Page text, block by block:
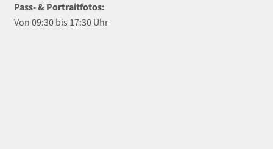
Pass- & Portraitfotos:
Von 09:30 bis 17:30 Uhr